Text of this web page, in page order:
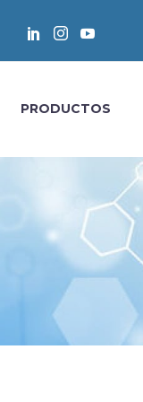
PRODUCTOS